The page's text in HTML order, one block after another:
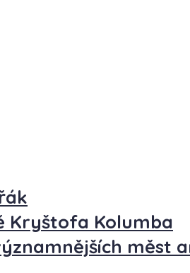
Kryštofa Kolumba
měst